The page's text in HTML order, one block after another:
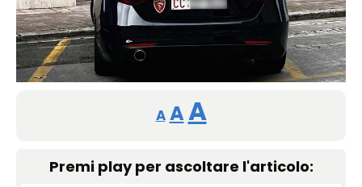
A
Reducir
tamaño
fuente.
A Restablecer
de
AAumentar
tamaño
Premi play per ascoltare l'articolo: